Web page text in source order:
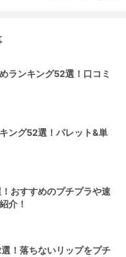
ランキング52選！口コミ
ング52選！パレット&単
おすすめのプチプラや速
介！
！落ちないリップをプチ